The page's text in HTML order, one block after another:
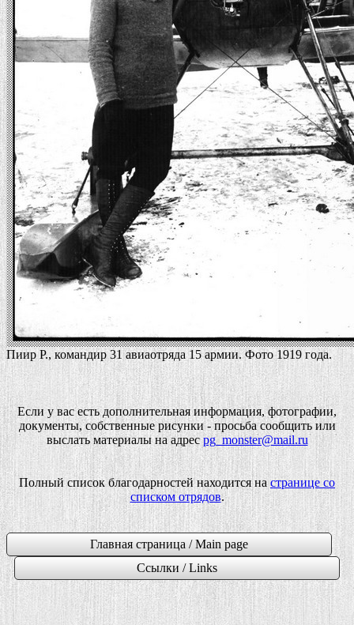
Пиир Р., командир 31 авиаотряда 15 армии. Фото 1919 года.
Если у вас есть дополнительная информация, фотографии,
документы, собственные рисунки - просьба сообщить или
выслать материалы на адресpg_monster@mail.ru
Полный список благодарностей находится на странице со
списком отрядов.
Главная страница / Main page
Ссылки / Links